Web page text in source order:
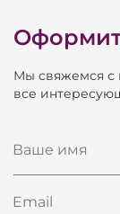
Мы свяжемся с
все
Ваше имя
Email